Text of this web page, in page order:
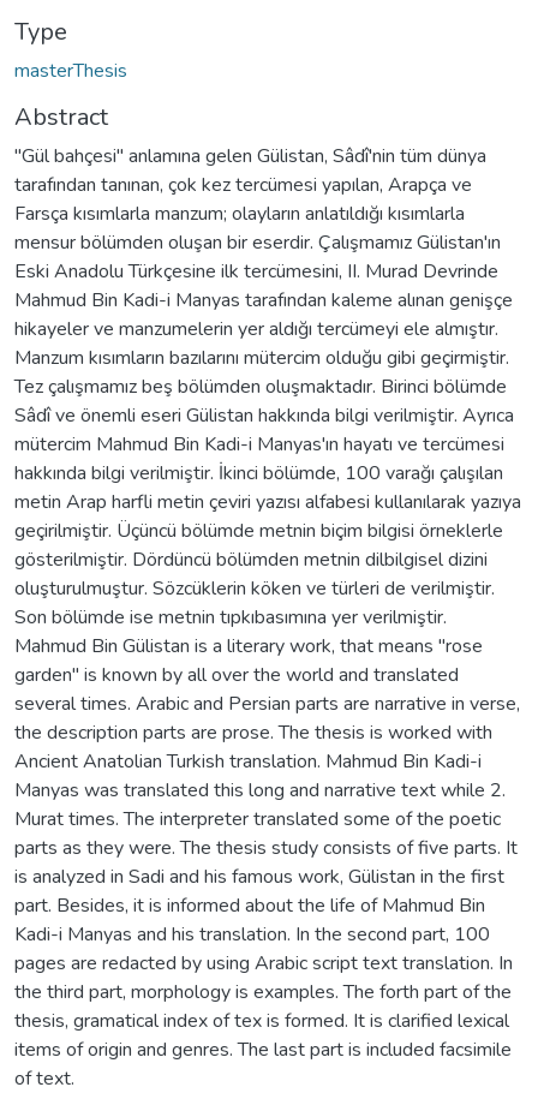
Type
masterThesis
Abstract
"Gül bahçesi" anlamına gelen Gülistan, Sâdî'nin tüm dünya
tarafından tanınan, çok kez tercümesi yapılan, Arapça ve
Farsça kısımlarla manzum; olayların anlatıldığı kısımlarla
mensur bölümden oluşan bir eserdir. Çalışmamız Gülistan'ın
Eski Anadolu Türkçesine ilk tercümesini, II. Murad Devrinde
Mahmud Bin Kadi-i Manyas tarafından kaleme alınan genişçe
hikayeler ve manzumelerin yer aldığı tercümeyi ele almıştır.
Manzum kısımların bazılarını mütercim olduğu gibi geçirmiştir.
Tez çalışmamız beş bölümden oluşmaktadır. Birinci bölümde
Sâdî ve önemli eseri Gülistan hakkında bilgi verilmiştir. Ayrıca
mütercim Mahmud Bin Kadi-i Manyas'ın hayatı ve tercümesi
hakkında bilgi verilmiştir. İkinci bölümde, 100 varağı çalışılan
metin Arap harfli metin çeviri yazısı alfabesi kullanılarak yazıya
geçirilmiştir. Üçüncü bölümde metnin biçim bilgisi örneklerle
gösterilmiştir. Dördüncü bölümden metnin dilbilgisel dizini
oluşturulmuştur. Sözcüklerin köken ve türleri de verilmiştir.
Son bölümde ise metnin tıpkıbasımına yer verilmiştir.
Mahmud Bin Gülistan is a literary work, that means "rose
garden" is known by all over the world and translated
several times. Arabic and Persian parts are narrative in verse,
the description parts are prose. The thesis is worked with
Ancient Anatolian Turkish translation. Mahmud Bin Kadi-i
Manyas was translated this long and narrative text while 2.
Murat times. The interpreter translated some of the poetic
parts as they were. The thesis study consists of five parts. It
is analyzed in Sadi and his famous work, Gülistan in the first
part. Besides, it is informed about the life of Mahmud Bin
Kadi-i Manyas and his translation. In the second part, 100
pages are redacted by using Arabic script text translation. In
the third part, morphology is examples. The forth part of the
thesis, gramatical index of tex is formed. It is clarified lexical
items of origin and genres. The last part is included facsimile
of text.